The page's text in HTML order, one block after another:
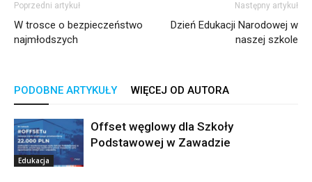
Poprzedni artykuł
W trosce o bezpieczeństwo
najmłodszych
Następny artykuł
Dzień Edukacji Narodowej w
naszej szkole
PODOBNE ARTYKUŁY WIĘCEJ OD AUTORA
Edukacja
Offset węglowy dla Szkoły
Podstawowej w Zawadzie